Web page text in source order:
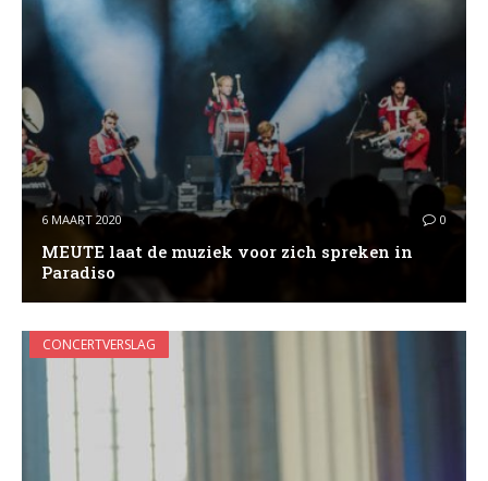
6 MAART 2020 0
MEUTE laat de muziek voor zich spreken in
Paradiso
CONCERTVERSLAG